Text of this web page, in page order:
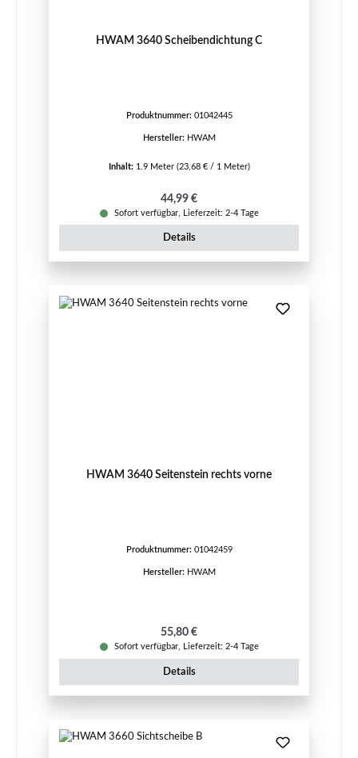
HWAM 3640 Scheibendichtung C
Produktnummer: 01042445
Hersteller: HWAM
Inhalt: 1.9 Meter (23,68 € / 1 Meter)
Regulärer Preis:
44,99 €
Sofort verfügbar, Lieferzeit: 2-4 Tage
Details
HWAM 3640 Seitenstein rechts vorne
Produktnummer: 01042459
Hersteller: HWAM
Regulärer Preis:
55,80 €
Sofort verfügbar, Lieferzeit: 2-4 Tage
Details